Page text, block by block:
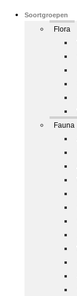
Soortgroepen
Flora
Fauna